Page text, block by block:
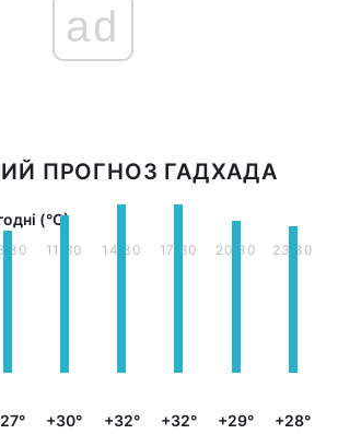
ad
ПРОГНОЗ ГАДХАДА
(°С)
11:30
+30°
14:30
+32°
17:30
+32°
20:30
+29°
23:30
+28°